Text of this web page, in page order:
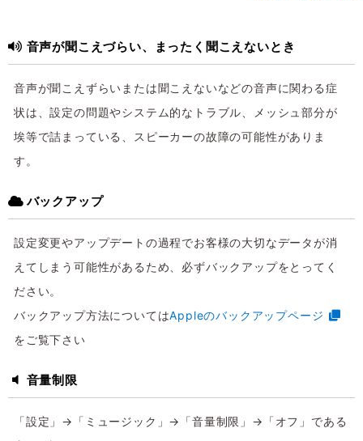
音声が聞こえづらい、まったく聞こえないとき
音声が聞こえずらいまたは聞こえないなどの音声に関わる症
状は、設定の問題やシステム的なトラブル、メッシュ部分が
埃等で詰まっている、スピーカーの故障の可能性がありま
す。
バックアップ
設定変更やアップデートの過程でお客様の大切なデータが消
えてしまう可能性があるため、必ずバックアップをとってく
ださい。
バックアップ方法についてはAppleのバックアップページ
をご覧下さい
音量制限
「設定」→「ミュージック」→「音量制限」→「オフ」である